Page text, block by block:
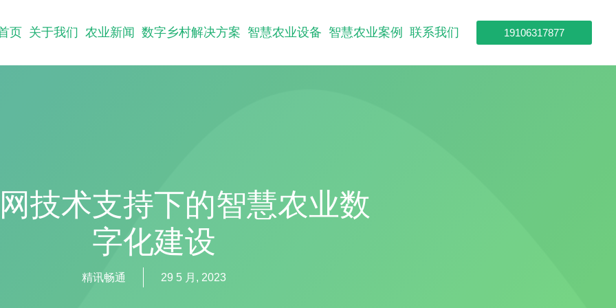
页 关于我们 农业新闻 数字乡村解决方案 智慧农业设备 智慧农业案例 联系我们 19106317877
技术支持下的智慧农业数
字化建设
精讯畅通 29 5 月, 2023